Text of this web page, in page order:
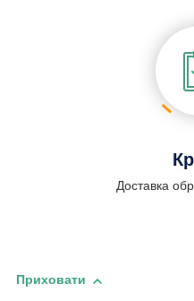
Доставка
Приховати